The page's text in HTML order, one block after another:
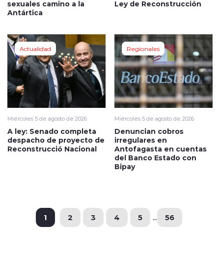
sexuales camino a la
Antártica
Ley de Reconstrucción
Actualidad
Miércoles 5 de agosto de 2026
A ley: Senado completa
despacho de proyecto de
Reconstrucció Nacional
Regionales
Miércoles 5 de agosto de 2026
Denuncian cobros
irregulares en
Antofagasta en cuentas
del Banco Estado con
Bipay
1 2 3 4 5 ... 56